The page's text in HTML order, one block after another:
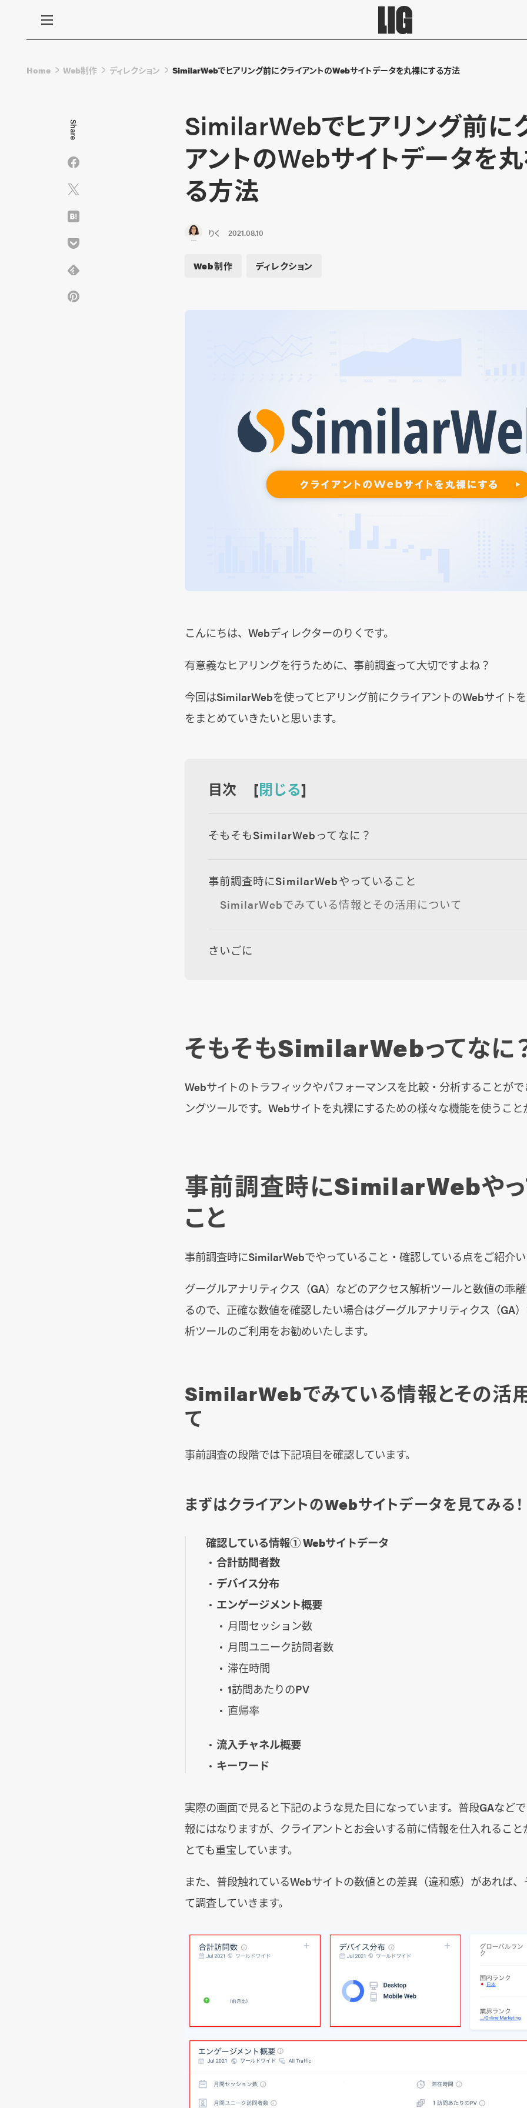
Home Web制作 ディレクション SimilarWebでヒアリング前にクライアントのWebサイトデータを丸裸にする方法
SimilarWebでヒアリング前に
アントのWebサイトデータを
る方法
りく 2021.08.10
Web制作 ディレクション
こんにちは、Webディレクターのりくです。
有意義なヒアリングを行うために、事前調査って大切ですよね？
今回はSimilarWebを使ってヒアリング前にクライアントのWebサイト
をまとめていきたいと思います。
目次 [閉じる]
そもそもSimilarWebってなに？
事前調査時にSimilarWebやっていること
SimilarWebでみている情報とその活用について
さいごに
そもそもSimilarWebってなに
Webサイトのトラフィックやパフォーマンスを比較・分析することが
ングツールです。Webサイトを丸裸にするための様々な機能を使うこと
事前調査時にSimilarWebや
こと
事前調査時にSimilarWebでやっていること・確認している点をご紹介
グーグルアナリティクス（GA）などのアクセス解析ツールと数値の乖
るので、正確な数値を確認したい場合はグーグルアナリティクス（GA
析ツールのご利用をお勧めいたします。
SimilarWebでみている情報とその活
て
事前調査の段階では下記項目を確認しています。
まずはクライアントのWebサイトデータを見てみる！
確認している情報① Webサイトデータ
合計訪問者数
デバイス分布
エンゲージメント概要
月間セッション数
月間ユニーク訪問者数
滞在時間
1訪問あたりのPV
直帰率
流入チャネル概要
キーワード
実際の画面で見ると下記のような見た目になっています。普段GAなど
報にはなりますが、クライアントとお会いする前に情報を仕入れること
とても重宝しています。
また、普段触れているWebサイトの数値との差異（違和感）があれば
て調査していきます。
Share